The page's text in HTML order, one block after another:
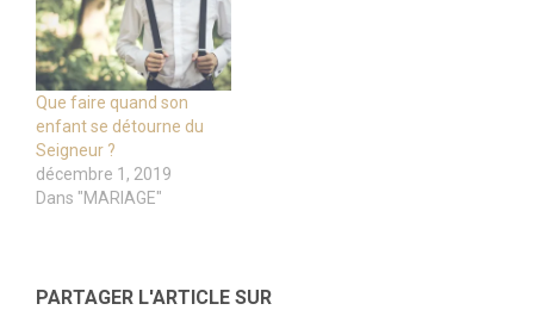
Que faire quand son
enfant se détourne du
Seigneur ?
décembre 1, 2019
Dans "MARIAGE"
PARTAGER L'ARTICLE SUR